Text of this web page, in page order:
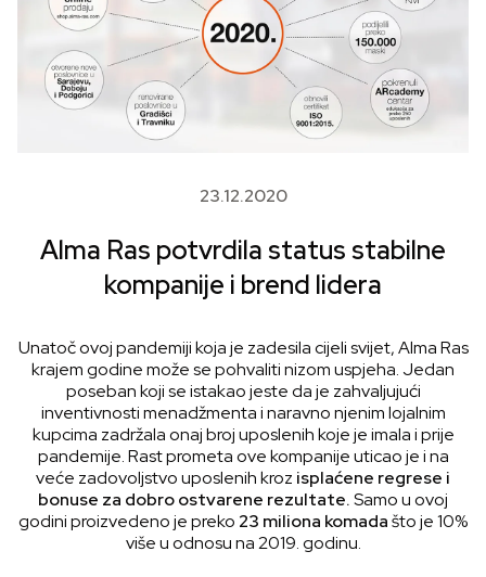
23.12.2020
Alma Ras potvrdila status stabilne
kompanije i brend lidera
Unatoč ovoj pandemiji koja je zadesila cijeli svijet, Alma Ras
krajem godine može se pohvaliti nizom uspjeha. Jedan
poseban koji se istakao jeste da je zahvaljujući
inventivnosti menadžmenta i naravno njenim lojalnim
kupcima zadržala onaj broj uposlenih koje je imala i prije
pandemije. Rast prometa ove kompanije uticao je i na
veće zadovoljstvo uposlenih kroz isplaćene regrese i
bonuse za dobro ostvarene rezultate.Samo u ovoj
godini proizvedeno je preko 23 miliona komadašto je 10%
više u odnosu na 2019. godinu.